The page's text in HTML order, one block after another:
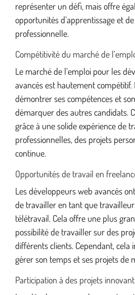
représenter un défi, mais offre
opportunités d’apprentissage et
professionnelle.
Compétitivité du marché de
Le marché de l’emploi pour les
avancés est hautement compétitif.
démontrer ses compétences et
démarquer des autres candidats.
grâce à une solide expérience de
professionnelles, des projets
continue.
Opportunités de travail en
Les développeurs web avancés
de travailler en tant que
télétravail. Cela offre une plus
possibilité de travailler sur des
différents clients. Cependant, cela
gérer son temps et ses projets de
Participation à des projets